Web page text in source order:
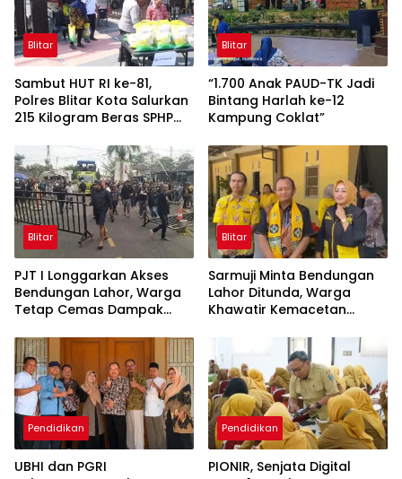
Blitar
Sambut HUT RI ke-81,
Polres Blitar Kota Salurkan
215 Kilogram Beras SPHP
Murah
Blitar
“1.700 Anak PAUD-TK Jadi
Bintang Harlah ke-12
Kampung Coklat”
Blitar
PJT I Longgarkan Akses
Bendungan Lahor, Warga
Tetap Cemas Dampak
Penutupan Total
Blitar
Sarmuji Minta Bendungan
Lahor Ditunda, Warga
Khawatir Kemacetan
Pendidikan
UBHI dan PGRI
Pendidikan
PIONIR, Senjata Digital